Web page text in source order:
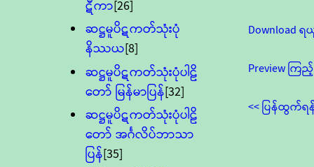
ဋီကာ[26]
ဆဋ္ဌမူပိဋကတ်သုံးပုံ
နိဿယ[8]
ဆဋ္ဌမူပိဋကတ်သုံးပုံပါဠိ
တော် မြန်မာပြန်[32]
ဆဋ္ဌမူပိဋကတ်သုံးပုံပါဠိ
တော် အင်္ဂလိပ်ဘာသာ
ပြန်[35]
Download
Preview ကြ
<< ပြန်ထွက်ရ